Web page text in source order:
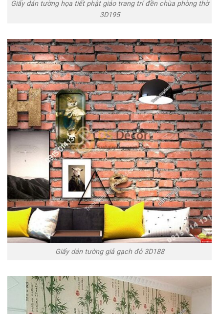
Giấy dán tường họa tiết phật giáo trang trí đền chùa phòng thờ
3D195
Giấy dán tường giả gạch đỏ 3D188